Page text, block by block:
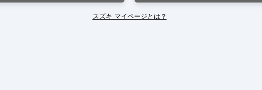
スズキ マイページとは？